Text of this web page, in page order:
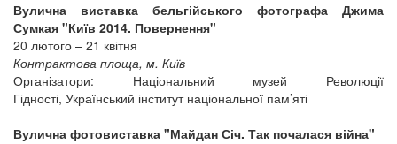
Вулична виставка бельгійського фотографа Джима
Сумкая "Київ 2014. Повернення"
20 лютого – 21 квітня
Контрактова площа, м. Київ
Організатори: Національний музей Революції
Гідності, Український інститут національної пам’яті
Вулична фотовиставка "Майдан Січ. Так почалася війна"